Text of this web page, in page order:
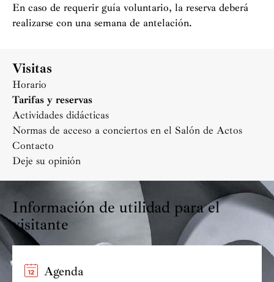
Visitas
Horario
Tarifas y reservas
Actividades didácticas
Normas de acceso a conciertos en el Salón de Actos
Contacto
Deje su opinión
En caso de requerir guía voluntario, la reserva deberá
realizarse con una semana de antelación.
Información de utilidad para el
visitante
Agenda